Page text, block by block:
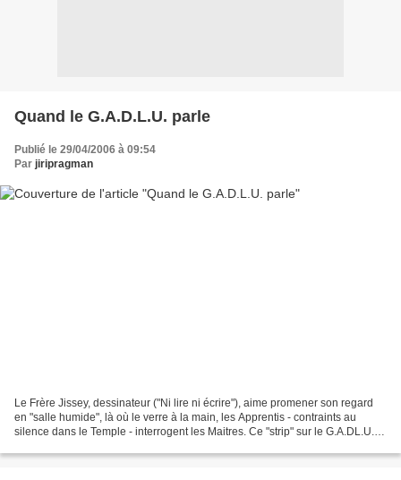
Quand le G.A.D.L.U. parle
Publié le 29/04/2006 à 09:54
Par jiripragman
Le Frère Jissey, dessinateur ("Ni lire ni écrire"), aime promener son regard
en "salle humide", là où le verre à la main, les Apprentis - contraints au
silence dans le Temple - interrogent les Maitres. Ce "strip" sur le G.A.DL.U.